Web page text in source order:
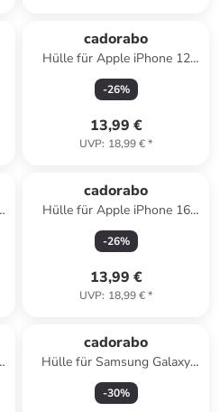
cadorabo
Hülle für Apple iPhone 12
PRO MAX Glitzer Schutzhülle
in Lila
-26%
13,99 €
UVP: 18,99 €*
cadorabo
Hülle für Apple iPhone 16
PLUS Glitzer Schutzhülle in
Lila
-26%
13,99 €
UVP: 18,99 €*
cadorabo
Hülle für Samsung Galaxy
S23 Blumen Design in
FLORAL DUNKEL LILA
-30%